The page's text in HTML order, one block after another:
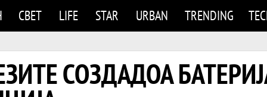
СВЕТ LIFE STAR URBAN TRENDING
СОЗДАДОА